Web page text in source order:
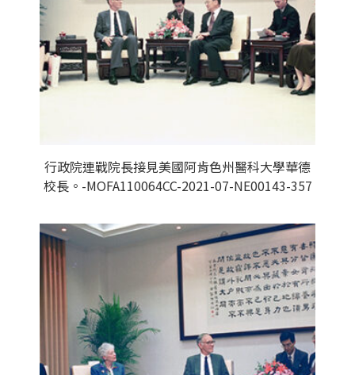
行政院連戰院長接見美國阿肯色州醫科大學華德
校長。-MOFA110064CC-2021-07-NE00143-357